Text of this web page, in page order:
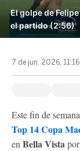
El golpe de
el partido (2:56)
7 de jun, 2026, 11:16
Este fin de
Top 14 Copa
en Bella Vistapor